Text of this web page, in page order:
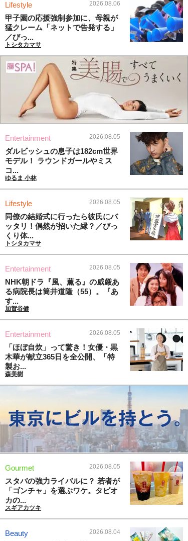
Lifestyle 2026.08.06
甲子園の応援強制参加に、母親が
猛クレーム「ネットで告発する」
／びっ...
トシタカマサ
Entertainment 2026.08.05
ダルビッシュの息子は182cm世界
モデル！ ラウンドガールやミス
コ...
ゆるま 小林
Lifestyle 2026.08.05
同僚の結婚式に行ったら彼氏にバ
ッタリ！偶然が招いた縁？／びっ
くり体...
トシタカマサ
Entertainment 2026.08.05
NHK朝ドラ『風、薫る』の威厳あ
る病院長は筒井道隆（55）。『あ
す...
加賀谷健
Entertainment 2026.08.05
「ほぼ自炊」って驚き！女優・黒
木華が献立365日を全公開、「特
製お...
森美樹
Gourmet 2026.08.05
スタバの強力ライバルに？ 若者が
「ゴンチャ」を選ぶワケ。タピオ
カの...
スギアカツキ
Beauty 2026.08.04